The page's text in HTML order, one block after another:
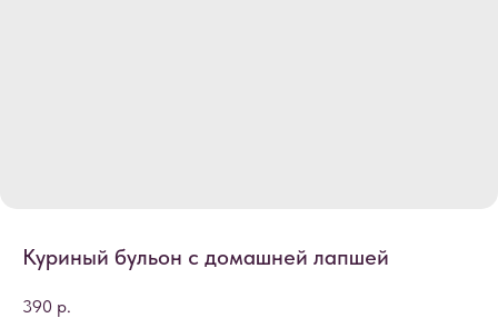
Куриный бульон с домашней лапшей
390 р.